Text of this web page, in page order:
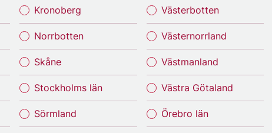
Kronoberg
Norrbotten
Skåne
Stockholms län
Sörmland
Västerbotten
Västernorrland
Västmanland
Västra Götaland
Örebro län